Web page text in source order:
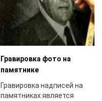
Гравировка фото на
памятнике
Гравировка надписей на
памятниках является